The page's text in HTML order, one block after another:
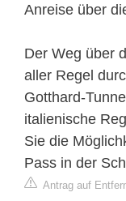
Anreise über
Der Weg über
aller Regel
Gotthard-
italienische
Sie die
Pass in der
Antrag auf